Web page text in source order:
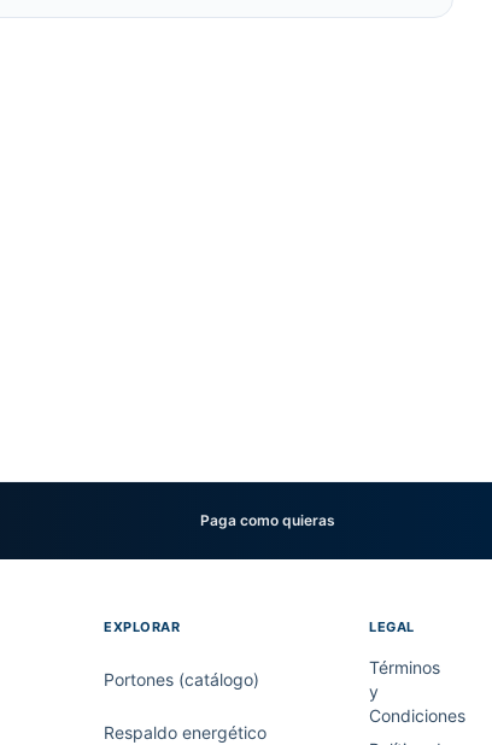
Paga como quieras
EXPLORAR
Portones (catálogo)
Respaldo energético
LEGAL
Términos
y
Condiciones